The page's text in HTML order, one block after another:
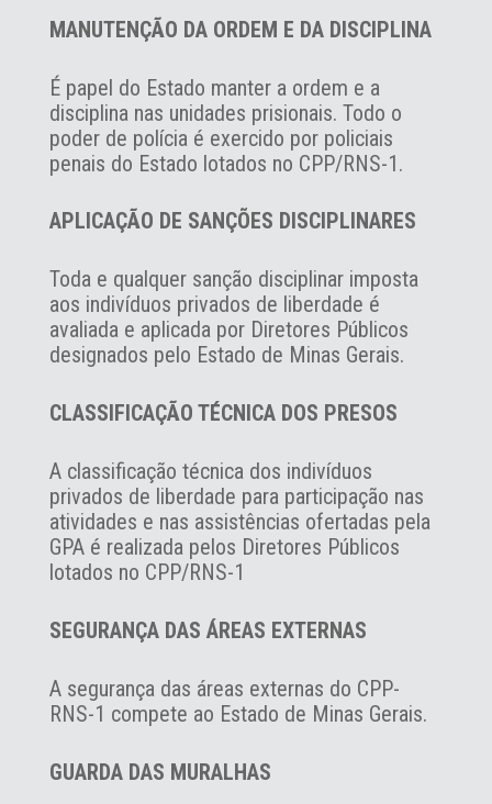
MANUTENÇÃO DA ORDEM E DA DISCIPLINA
É papel do Estado manter a ordem e a
disciplina nas unidades prisionais. Todo o
poder de polícia é exercido por policiais
penais do Estado lotados no CPP/RNS-1.
APLICAÇÃO DE SANÇÕES DISCIPLINARES
Toda e qualquer sanção disciplinar imposta
aos indivíduos privados de liberdade é
avaliada e aplicada por Diretores Públicos
designados pelo Estado de Minas Gerais.
CLASSIFICAÇÃO TÉCNICA DOS PRESOS
A classificação técnica dos indivíduos
privados de liberdade para participação nas
atividades e nas assistências ofertadas pela
GPA é realizada pelos Diretores Públicos
lotados no CPP/RNS-1
SEGURANÇA DAS ÁREAS EXTERNAS
A segurança das áreas externas do CPP-
RNS-1 compete ao Estado de Minas Gerais.
GUARDA DAS MURALHAS